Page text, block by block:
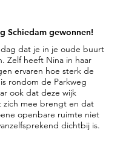
Schiedam gewonnen!
dat je in je oude buurt
Zelf heeft Nina in haar
ervaren hoe sterk de
rondom de Parkweg
ook dat deze wijk
zich mee brengt en dat
openbare ruimte niet
dichtbij is.